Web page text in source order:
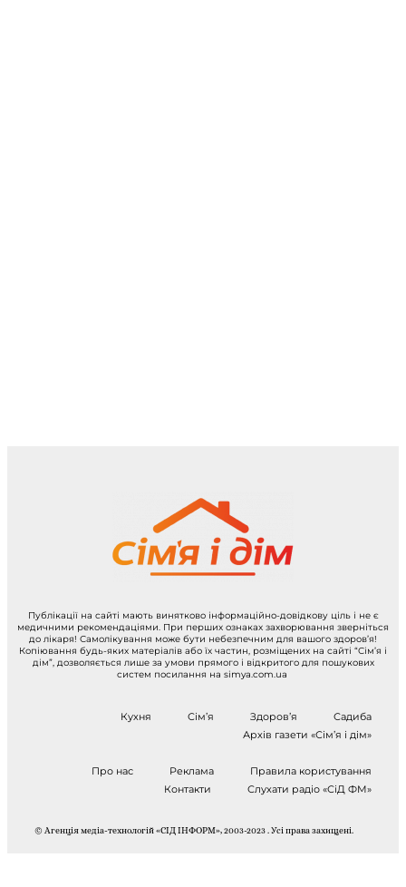
Публікації на сайті мають винятково інформаційно-довідкову ціль і не є
медичними рекомендаціями. При перших ознаках захворювання зверніться
до лікаря! Самолікування може бути небезпечним для вашого здоров’я!
Копіювання будь-яких матеріалів або їх частин, розміщених на сайті “Сім’я і
дім”, дозволяється лише за умови прямого і відкритого для пошукових
систем посилання на simya.com.ua
Кухня Сім’я Здоров’я
Садиба
Архів газети «Сім’я і дім»
Про нас Реклама
Правила користування
Контакти
Слухати радіо «СіД ФМ»
© Агенція медіа-технологій «СІД ІНФОРМ», 2003-2023 . Усі права захищені.